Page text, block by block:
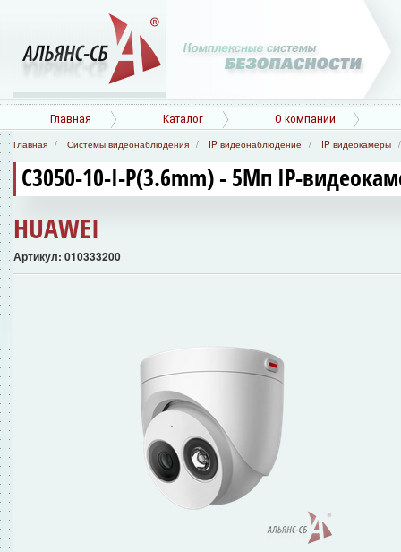
Главная Каталог О компании
Главная Системы видеонаблюдения IP видеонаблюдение IP видеокамеры
C3050-10-I-P(3.6mm) - 5Мп IP-
HUAWEI
Артикул: 010333200